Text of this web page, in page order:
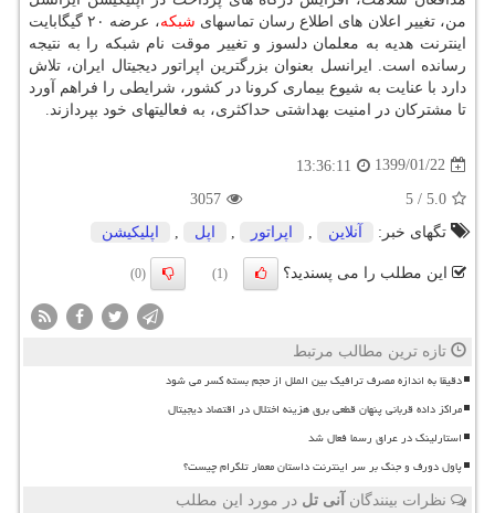
من، تغییر اعلان های اطلاع رسان تماسهای شبكه
، عرضه ۲۰ گیگابایت
اینترنت هدیه به معلمان دلسوز و تغییر موقت نام شبكه را به نتیجه
رسانده است. ایرانسل بعنوان بزرگترین اپراتور دیجیتال ایران، تلاش
دارد با عنایت به شیوع بیماری كرونا در كشور، شرایطی را فراهم آورد
تا مشتركان در امنیت بهداشتی حداكثری، به فعالیتهای خود بپردازند.
1399/01/22
13:36:11
5.0
/
5
3057
تگهای خبر:
آنلاین اپراتور اپل اپلیكیشن
این مطلب را می پسندید؟ (1)
(0)
تازه ترین مطالب مرتبط
دقیقا به اندازه مصرف ترافیک بین الملل از حجم بسته کسر می شود
مراکز داده قربانی پنهان قطعی برق هزینه اختلال در اقتصاد دیجیتال
استارلینک در عراق رسما فعال شد
پاول دورف و جنگ بر سر اینترنت داستان معمار تلگرام چیست؟
نظرات بینندگان آنی تل در مورد این مطلب